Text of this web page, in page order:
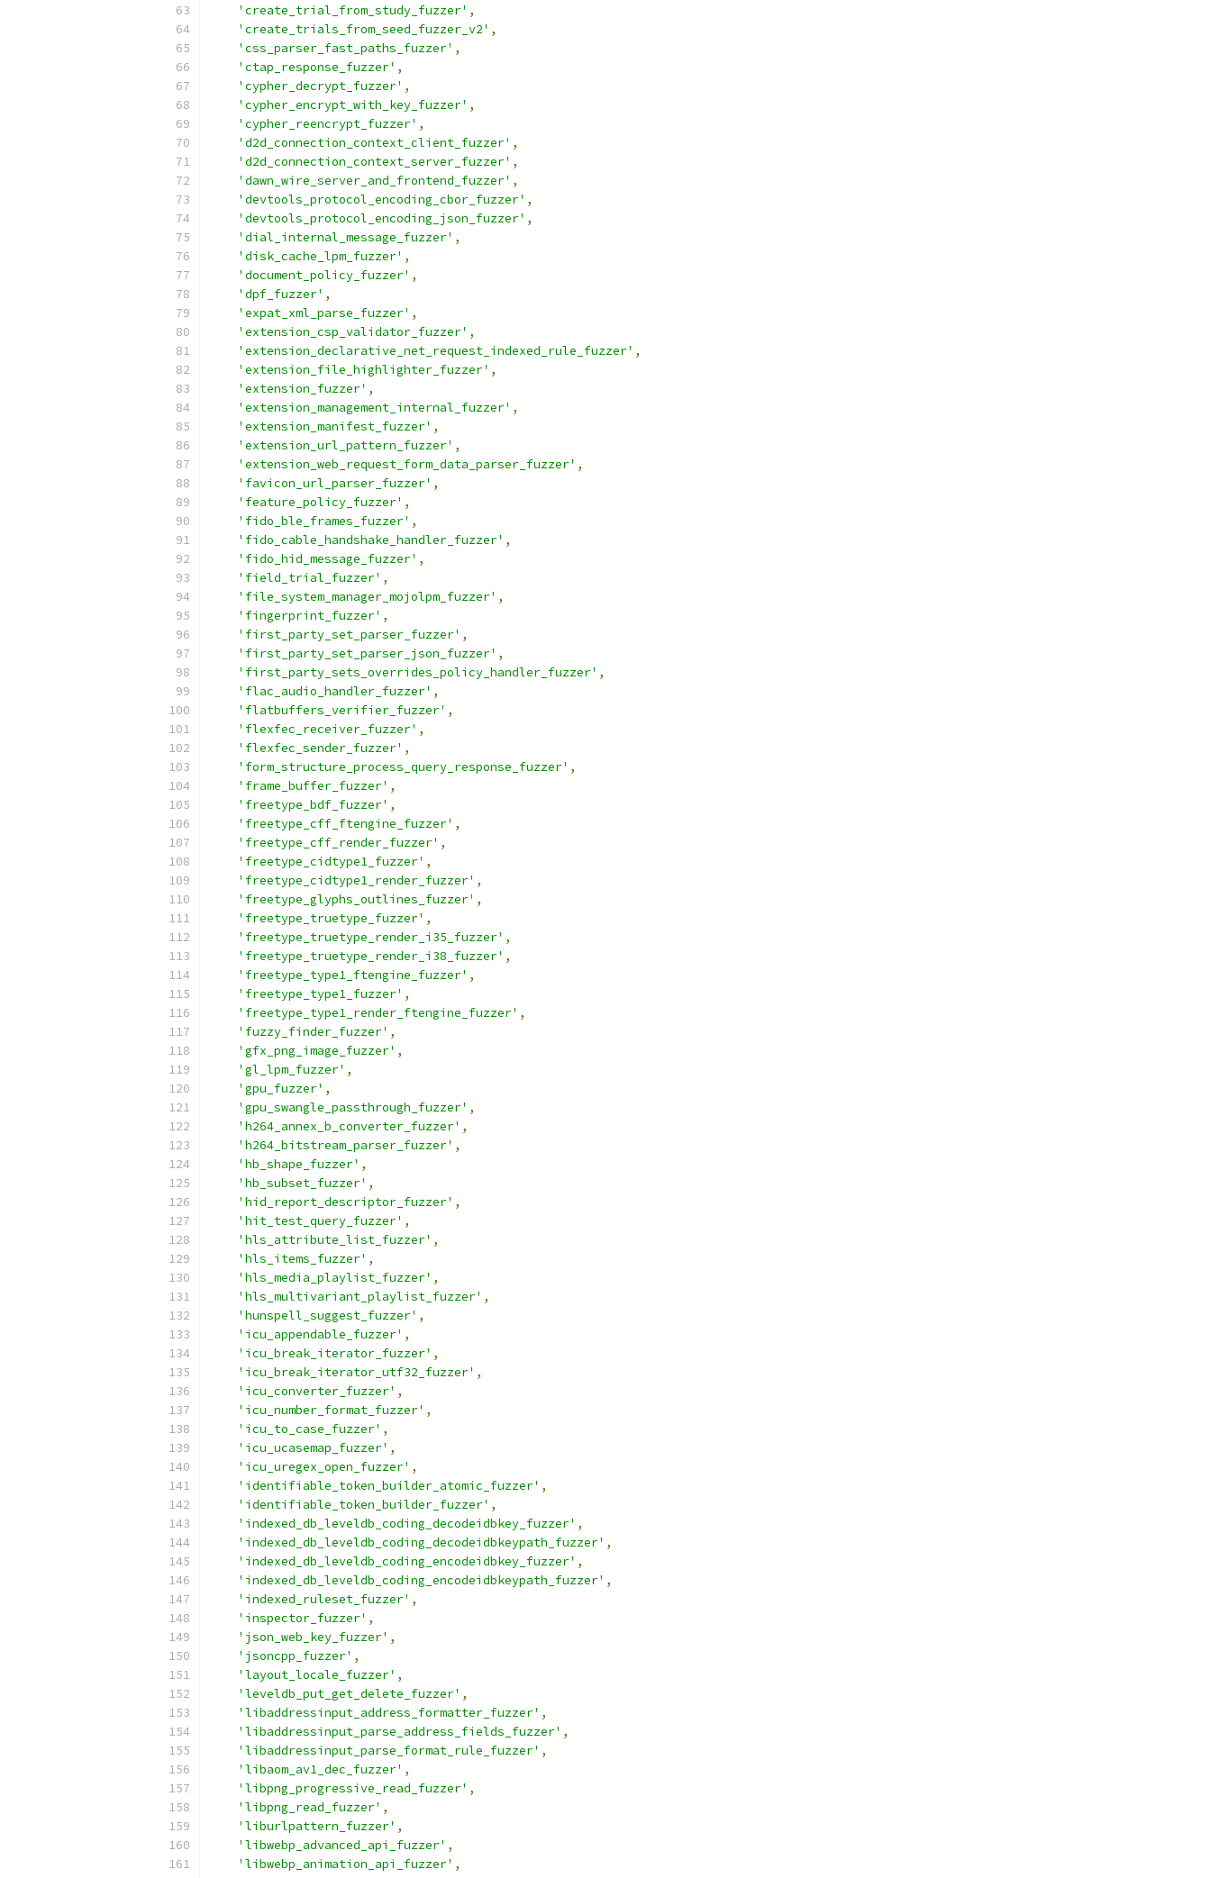
'create_trial_from_study_fuzzer' ,
'create_trials_from_seed_fuzzer_v2' ,
'css_parser_fast_paths_fuzzer' ,
'ctap_response_fuzzer' ,
'cypher_decrypt_fuzzer' ,
'cypher_encrypt_with_key_fuzzer' ,
'cypher_reencrypt_fuzzer' ,
'd2d_connection_context_client_fuzzer' ,
'd2d_connection_context_server_fuzzer' ,
'dawn_wire_server_and_frontend_fuzzer' ,
'devtools_protocol_encoding_cbor_fuzzer' ,
'devtools_protocol_encoding_json_fuzzer' ,
'dial_internal_message_fuzzer' ,
'disk_cache_lpm_fuzzer' ,
'document_policy_fuzzer' ,
'dpf_fuzzer' ,
'expat_xml_parse_fuzzer' ,
'extension_csp_validator_fuzzer' ,
'extension_declarative_net_request_indexed_rule_fuzzer' ,
'extension_file_highlighter_fuzzer' ,
'extension_fuzzer' ,
'extension_management_internal_fuzzer' ,
'extension_manifest_fuzzer' ,
'extension_url_pattern_fuzzer' ,
'extension_web_request_form_data_parser_fuzzer' ,
'favicon_url_parser_fuzzer' ,
'feature_policy_fuzzer' ,
'fido_ble_frames_fuzzer' ,
'fido_cable_handshake_handler_fuzzer' ,
'fido_hid_message_fuzzer' ,
'field_trial_fuzzer' ,
'file_system_manager_mojolpm_fuzzer' ,
'fingerprint_fuzzer' ,
'first_party_set_parser_fuzzer' ,
'first_party_set_parser_json_fuzzer' ,
'first_party_sets_overrides_policy_handler_fuzzer' ,
'flac_audio_handler_fuzzer' ,
'flatbuffers_verifier_fuzzer' ,
'flexfec_receiver_fuzzer' ,
'flexfec_sender_fuzzer' ,
'form_structure_process_query_response_fuzzer' ,
'frame_buffer_fuzzer' ,
'freetype_bdf_fuzzer' ,
'freetype_cff_ftengine_fuzzer' ,
'freetype_cff_render_fuzzer' ,
'freetype_cidtype1_fuzzer' ,
'freetype_cidtype1_render_fuzzer' ,
'freetype_glyphs_outlines_fuzzer' ,
'freetype_truetype_fuzzer' ,
'freetype_truetype_render_i35_fuzzer' ,
'freetype_truetype_render_i38_fuzzer' ,
'freetype_type1_ftengine_fuzzer' ,
'freetype_type1_fuzzer' ,
'freetype_type1_render_ftengine_fuzzer' ,
'fuzzy_finder_fuzzer' ,
'gfx_png_image_fuzzer' ,
'gl_lpm_fuzzer' ,
'gpu_fuzzer' ,
'gpu_swangle_passthrough_fuzzer' ,
'h264_annex_b_converter_fuzzer' ,
'h264_bitstream_parser_fuzzer' ,
'hb_shape_fuzzer' ,
'hb_subset_fuzzer' ,
'hid_report_descriptor_fuzzer' ,
'hit_test_query_fuzzer' ,
'hls_attribute_list_fuzzer' ,
'hls_items_fuzzer' ,
'hls_media_playlist_fuzzer' ,
'hls_multivariant_playlist_fuzzer' ,
'hunspell_suggest_fuzzer' ,
'icu_appendable_fuzzer' ,
'icu_break_iterator_fuzzer' ,
'icu_break_iterator_utf32_fuzzer' ,
'icu_converter_fuzzer' ,
'icu_number_format_fuzzer' ,
'icu_to_case_fuzzer' ,
'icu_ucasemap_fuzzer' ,
'icu_uregex_open_fuzzer' ,
'identifiable_token_builder_atomic_fuzzer' ,
'identifiable_token_builder_fuzzer' ,
'indexed_db_leveldb_coding_decodeidbkey_fuzzer' ,
'indexed_db_leveldb_coding_decodeidbkeypath_fuzzer' ,
'indexed_db_leveldb_coding_encodeidbkey_fuzzer' ,
'indexed_db_leveldb_coding_encodeidbkeypath_fuzzer' ,
'indexed_ruleset_fuzzer' ,
'inspector_fuzzer' ,
'json_web_key_fuzzer' ,
'jsoncpp_fuzzer' ,
'layout_locale_fuzzer' ,
'leveldb_put_get_delete_fuzzer' ,
'libaddressinput_address_formatter_fuzzer' ,
'libaddressinput_parse_address_fields_fuzzer' ,
'libaddressinput_parse_format_rule_fuzzer' ,
'libaom_av1_dec_fuzzer' ,
'libpng_progressive_read_fuzzer' ,
'libpng_read_fuzzer' ,
'liburlpattern_fuzzer' ,
'libwebp_advanced_api_fuzzer' ,
'libwebp_animation_api_fuzzer' ,